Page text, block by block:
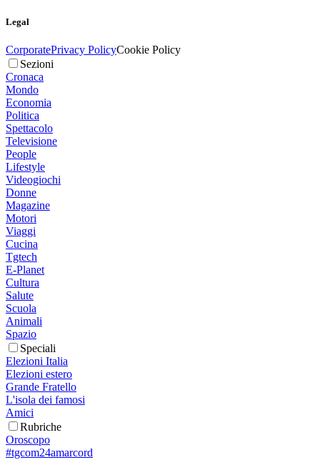
Legal
CorporatePrivacy PolicyCookie Policy
Sezioni
Cronaca
Mondo
Economia
Politica
Spettacolo
Televisione
People
Lifestyle
Videogiochi
Donne
Magazine
Motori
Viaggi
Cucina
Tgtech
E-Planet
Cultura
Salute
Scuola
Animali
Spazio
Speciali
Elezioni Italia
Elezioni estero
Grande Fratello
L'isola dei famosi
Amici
Rubriche
Oroscopo
#tgcom24amarcord